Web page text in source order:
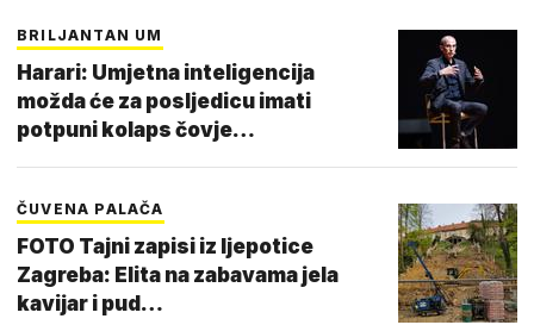
BRILJANTAN UM
Harari: Umjetna inteligencija
možda će za posljedicu imati
potpuni kolaps čovje…
ČUVENA PALAČA
FOTO Tajni zapisi iz ljepotice
Zagreba: Elita na zabavama jela
kavijar i pud…